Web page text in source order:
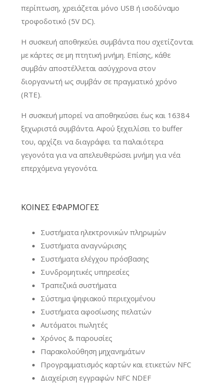
περίπτωση, χρειάζεται μόνο USB ή ισοδύναμο
τροφοδοτικό (5V DC).
Η συσκευή αποθηκεύει συμβάντα που σχετίζονται
με κάρτες σε μη πτητική μνήμη. Επίσης, κάθε
συμβάν αποστέλλεται ασύγχρονα στον
διοργανωτή ως συμβάν σε πραγματικό χρόνο
(RTE).
Η συσκευή μπορεί να αποθηκεύσει έως και 16384
ξεχωριστά συμβάντα. Αφού ξεχειλίσει το buffer
του, αρχίζει να διαγράφει τα παλαιότερα
γεγονότα για να απελευθερώσει μνήμη για νέα
επερχόμενα γεγονότα.
ΚΟΙΝΕΣ ΕΦΑΡΜΟΓΕΣ
Συστήματα ηλεκτρονικών πληρωμών
Συστήματα αναγνώρισης
Συστήματα ελέγχου πρόσβασης
Συνδρομητικές υπηρεσίες
Τραπεζικά συστήματα
Σύστημα ψηφιακού περιεχομένου
Συστήματα αφοσίωσης πελατών
Αυτόματοι πωλητές
Χρόνος & παρουσίες
Παρακολούθηση μηχανημάτων
Προγραμματισμός καρτών και ετικετών NFC
Διαχείριση εγγραφών NFC NDEF